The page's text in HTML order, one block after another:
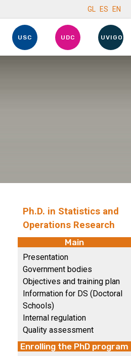
GL ES EN
USC UDC UVIGO
Ph.D. in Statistics and
Operations Research
Main
Presentation
Government bodies
Objectives and training plan
Information for DS (Doctoral
Schools)
Internal regulation
Quality assessment
Enrolling the PhD program